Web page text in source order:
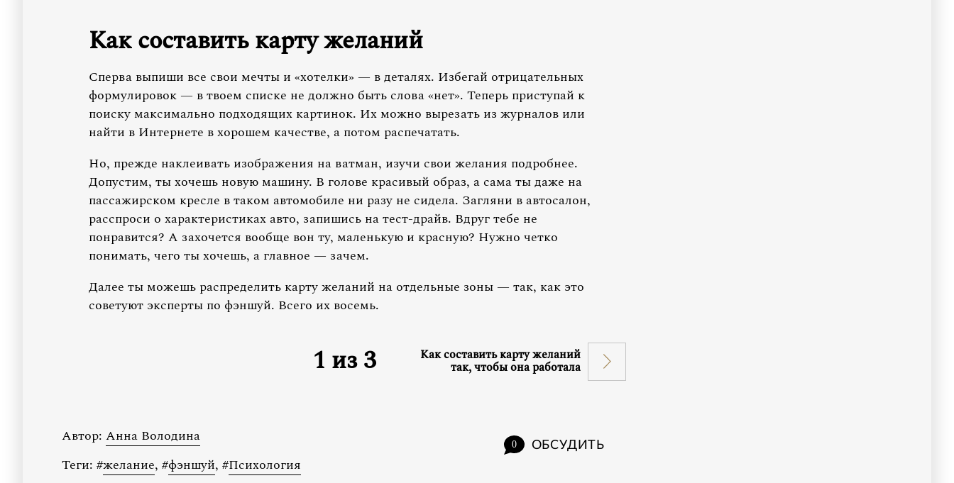
Как составить карту желаний
Сперва выпиши все свои мечты и «хотелки» — в деталях. Избегай отрицательных
формулировок — в твоем списке не должно быть слова «нет». Теперь приступай к
поиску максимально подходящих картинок. Их можно вырезать из журналов или
найти в Интернете в хорошем качестве, а потом распечатать.
Но, прежде наклеивать изображения на ватман, изучи свои желания подробнее.
Допустим, ты хочешь новую машину. В голове красивый образ, а сама ты даже на
пассажирском кресле в таком автомобиле ни разу не сидела. Загляни в автосалон,
расспроси о характеристиках авто, запишись на тест-драйв. Вдруг тебе не
понравится? А захочется вообще вон ту, маленькую и красную? Нужно четко
понимать, чего ты хочешь, а главное — зачем.
Далее ты можешь распределить карту желаний на отдельные зоны — так, как это
советуют эксперты по фэншуй. Всего их восемь.
1 из3 Как составить карту желаний
так, чтобы она работала
0 ОБСУДИТЬ
Автор: Анна Володина
Теги: #желание, #фэншуй, #Психология